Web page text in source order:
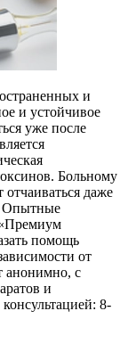
и
и устойчивое
уже после
Больному
даже
Опытные
«Премиум
помощь
от
анонимно, с
и
8-